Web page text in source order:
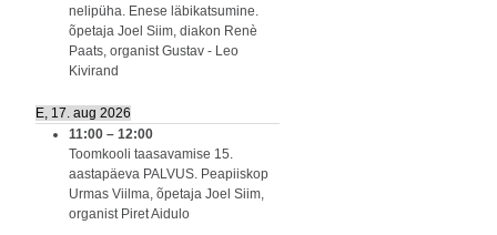
nelipüha. Enese läbikatsumine.
õpetaja Joel Siim, diakon Renè
Paats, organist Gustav - Leo
Kivirand
E, 17. aug 2026
11:00 – 12:00
Toomkooli taasavamise 15.
aastapäeva PALVUS. Peapiiskop
Urmas Viilma, õpetaja Joel Siim,
organist Piret Aidulo